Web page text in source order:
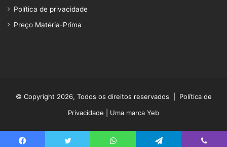
Política de privacidade
Preço Matéria-Prima
© Copyright 2026, Todos os direitos reservados | Política de
Privacidade | Uma marca Yeb